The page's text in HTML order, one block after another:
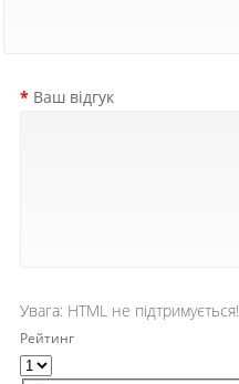
Ваш відгук
Увага: HTML не підтримується!
Рейтинг